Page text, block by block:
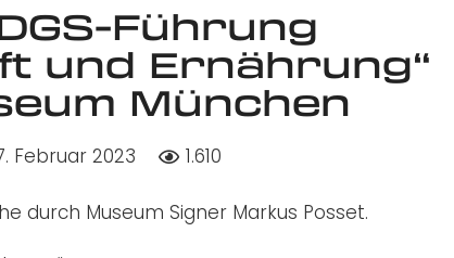
Führung
und Ernährung“
München
Februar 2023 1.610
durch Museum Signer Markus Posset.